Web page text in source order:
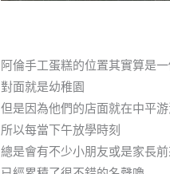
阿倫手工蛋糕的位置其實算是
對面就是幼稚園
但是因為他們的店面就在中平
所以每當下午放學時刻
總是會有不少小朋友或是家長